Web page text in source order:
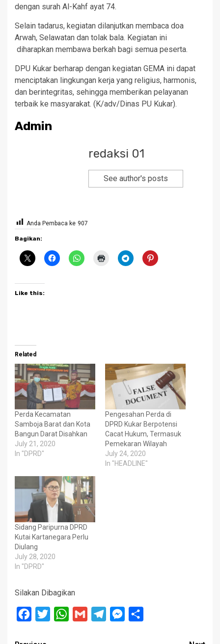
dengan surah Al-Kahf ayat 74.
Selain tadarus, kegiatan dilanjutkan membaca doa
Arwah, Selawatan dan tolak bala. Kegiatan ini
diharapkan membawa berkah bagi semua peserta.
DPU Kukar berharap dengan kegiatan GEMA ini dapat
menciptakan lingkungan kerja yang religius, harmonis,
dan berintegritas, sehingga memberikan pelayanan
terbaik ke masyarakat. (K/adv/Dinas PU Kukar).
Admin
redaksi 01
See author's posts
Anda Pembaca ke 907
Bagikan:
Like this:
Related
Perda Kecamatan
Samboja Barat dan Kota
Bangun Darat Disahkan
July 21, 2020
In "DPRD"
Pengesahan Perda di
DPRD Kukar Berpotensi
Cacat Hukum, Termasuk
Pemekaran Wilayah
July 24, 2020
In "HEADLINE"
Sidang Paripurna DPRD
Kutai Kartanegara Perlu
Diulang
July 28, 2020
In "DPRD"
Silakan Dibagikan
Facebook
Twitter WhatsApp
Gmail TelegramMessenger